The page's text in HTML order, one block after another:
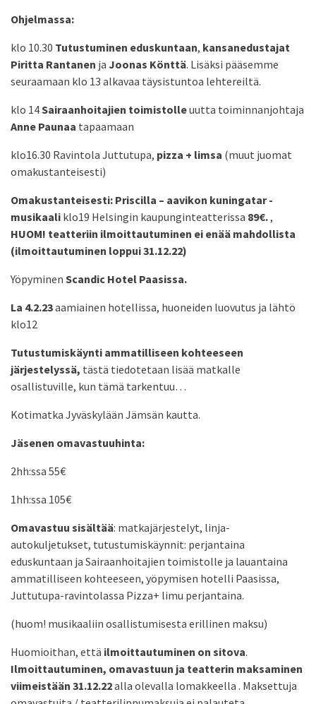
Ohjelmassa:
klo 10.30 Tutustuminen eduskuntaan, kansanedustajat
Piritta Rantanen ja Joonas Könttä. Lisäksi pääsemme
seuraamaan klo 13 alkavaa täysistuntoa lehtereiltä.
klo 14Sairaanhoitajien toimistolleuutta toiminnanjohtaja
Anne Paunaa tapaamaan
klo16.30 Ravintola Juttutupa, pizza + limsa (muut juomat
omakustanteisesti)
Omakustanteisesti: Priscilla – aavikon kuningatar -
musikaali klo19 Helsingin kaupunginteatterissa 89€.,
HUOM! teatteriin ilmoittautuminen ei enää mahdollista
(ilmoittautuminen loppui 31.12.22)
Yöpyminen Scandic Hotel Paasissa.
La 4.2.23aamiainen hotellissa, huoneiden luovutus ja lähtö
klo12
Tutustumiskäynti ammatilliseen kohteeseen
järjestelyssä, tästä tiedotetaan lisää matkalle
osallistuville, kun tämä tarkentuu…
Kotimatka Jyväskylään Jämsän kautta.
Jäsenen omavastuuhinta:
2hh:ssa 55€
1hh:ssa 105€
Omavastuu sisältää: matkajärjestelyt, linja-
autokuljetukset, tutustumiskäynnit: perjantaina
eduskuntaan ja Sairaanhoitajien toimistolle ja lauantaina
ammatilliseen kohteeseen, yöpymisen hotelli Paasissa,
Juttutupa-ravintolassa Pizza+ limu perjantaina.
(huom! musikaaliin osallistumisesta erillinen maksu)
Huomioithan, että ilmoittautuminen on sitova.
Ilmoittautuminen, omavastuun ja teatterin maksaminen
viimeistään 31.12.22alla olevalla lomakkeella . Maksettuja